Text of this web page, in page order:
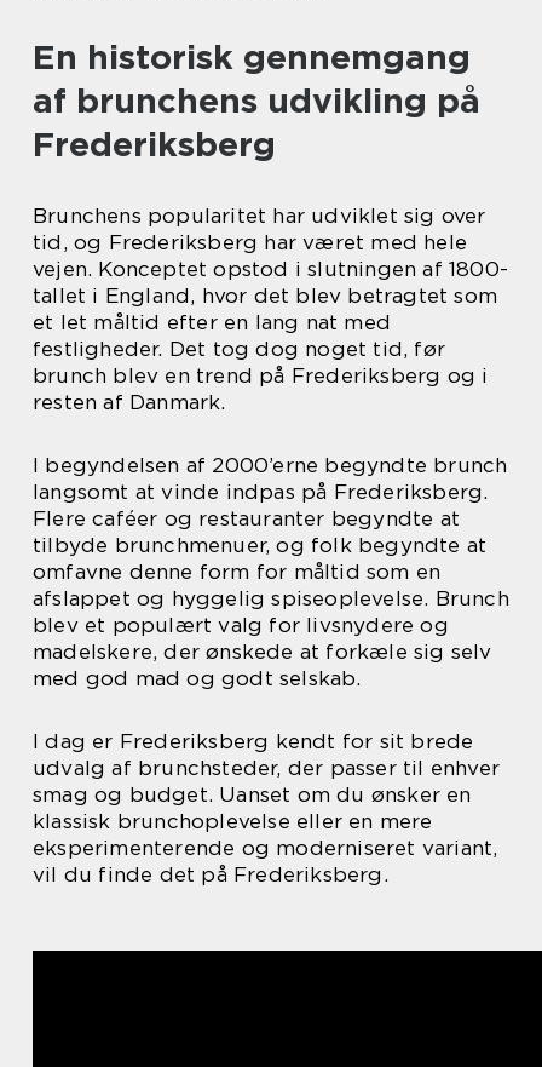
En historisk gennemgang
af brunchens udvikling på
Frederiksberg
Brunchens popularitet har udviklet sig over
tid, og Frederiksberg har været med hele
vejen. Konceptet opstod i slutningen af 1800-
tallet i England, hvor det blev betragtet som
et let måltid efter en lang nat med
festligheder. Det tog dog noget tid, før
brunch blev en trend på Frederiksberg og i
resten af Danmark.
I begyndelsen af 2000’erne begyndte brunch
langsomt at vinde indpas på Frederiksberg.
Flere caféer og restauranter begyndte at
tilbyde brunchmenuer, og folk begyndte at
omfavne denne form for måltid som en
afslappet og hyggelig spiseoplevelse. Brunch
blev et populært valg for livsnydere og
madelskere, der ønskede at forkæle sig selv
med god mad og godt selskab.
I dag er Frederiksberg kendt for sit brede
udvalg af brunchsteder, der passer til enhver
smag og budget. Uanset om du ønsker en
klassisk brunchoplevelse eller en mere
eksperimenterende og moderniseret variant,
vil du finde det på Frederiksberg.